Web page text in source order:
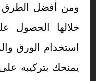
ومن أفضل الطرق
خلالها الحصول
استخدام الورق
يمنحك بتركيبه